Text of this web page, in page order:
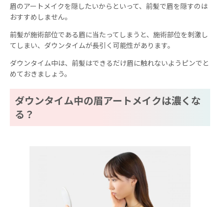
眉のアートメイクを隠したいからといって、前髪で眉を隠すのは
おすすめしません。
前髪が施術部位である眉に当たってしまうと、施術部位を刺激し
てしまい、ダウンタイムが長引く可能性があります。
ダウンタイム中は、前髪はできるだけ眉に触れないようピンでと
めておきましょう。
ダウンタイム中の眉アートメイクは濃くな
る？